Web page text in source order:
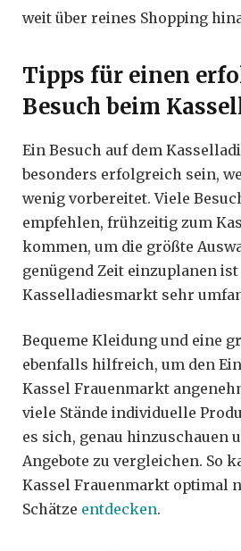
weit über reines Shopping
Tipps für einen
Besuch beim
Ein Besuch auf dem
besonders erfolgreich sein,
wenig vorbereitet. Viele
empfehlen, frühzeitig zum
kommen, um die größte
genügend Zeit einzuplanen
Kasselladiesmarkt sehr
Bequeme Kleidung und eine
ebenfalls hilfreich, um den
Kassel Frauenmarkt
viele Stände individuelle
es sich, genau hinzuschauen
Angebote zu vergleichen. So
Kassel Frauenmarkt optimal
Schätze entdecken.